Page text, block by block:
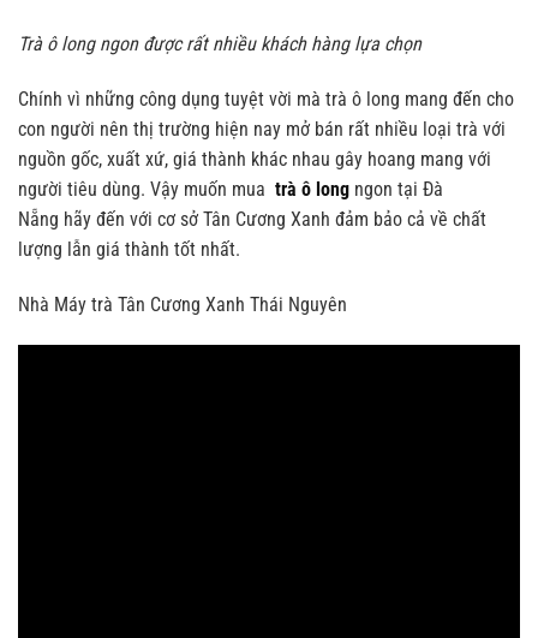
Trà ô long ngon được rất nhiều khách hàng lựa chọn
Chính vì những công dụng tuyệt vời mà trà ô long mang đến cho
con người nên thị trường hiện nay mở bán rất nhiều loại trà với
nguồn gốc, xuất xứ, giá thành khác nhau gây hoang mang với
người tiêu dùng. Vậy muốn mua trà ô long ngon tại Đà
Nẵng hãy đến với cơ sở Tân Cương Xanh đảm bảo cả về chất
lượng lẫn giá thành tốt nhất.
Nhà Máy trà Tân Cương Xanh Thái Nguyên